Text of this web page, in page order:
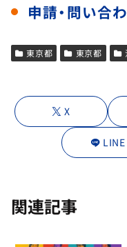
申請・問い合
東京都 東京都
X
LINE
関連記事